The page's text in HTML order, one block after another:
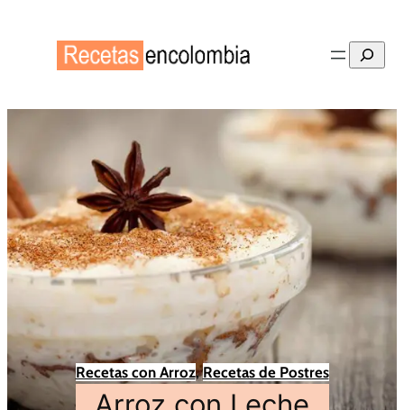
Buscar
Recetas con Arroz, Recetas de Postres